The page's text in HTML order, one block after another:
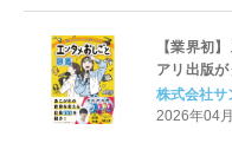
【業界初
アリ出版
け職業図鑑
株式会社サ
2026年04